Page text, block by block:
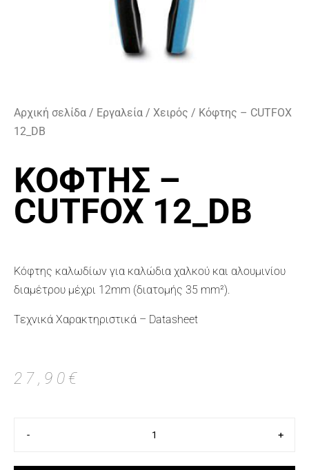
Αρχική σελίδα / Εργαλεία / Χειρός / Κόφτης – CUTFOX
12_DB
ΚΌΦΤΗΣ –
CUTFOX 12_DB
Κόφτης καλωδίων για καλώδια χαλκού και αλουμινίου
διαμέτρου μέχρι 12mm (διατομής 35 mm²).
Τεχνικά Χαρακτηριστικά – Datasheet
27,90 €
- +